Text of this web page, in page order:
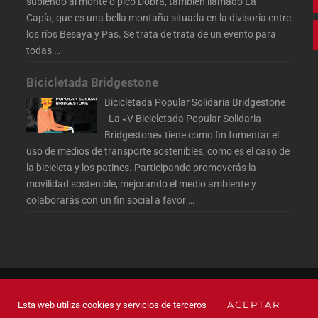
Capía, que es una bella montaña situada en la divisoria entre
los ríos Besaya y Pas. Se trata de trata de un evento para
todas …
Bicicletada Bridgestone
Bicicletada Popular Solidaria Bridgestone
La «V Bicicletada Popular Solidaria
Bridgestone» tiene como fin fomentar el
uso de medios de transporte sostenibles, como es el caso de
la bicicleta y los patines. Participando promoverás la
movilidad sostenible, mejorando el medio ambiente y
colaborarás con un fin social a favor …
Esta web utiliza cookies y servicios de terceros ACEPTAR